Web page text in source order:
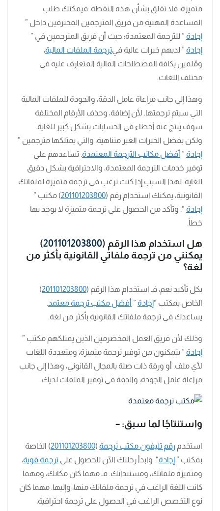
متميزة، فلا تقلق بشأن هذه النقطة. فيمكنك طلب
المساعدة المهنية من فريق المترجمين المحترفين داخل ”
إجادة ” للترجمة المعتمدة؛ حيث أن فريق المترجمين في ”
إجادة ” لديهم خبرات عالية فيترجمة الملفات المالية،
ومُلمين بكافة المصطلحات المالية المتعارف عليه في
مختلف اللغات.
وهذا إلى جانب مراعاة عامل الدقة، والجودة للملفات المالية
التي سيتم ترجمتها. لأن إضافة، وحذف الأرقام المختلفة
سوف ينتج عنه أخطاء في الحسابات بشكل كبير للغاية.
ولكن بفضل الخبرات الغير متناهية، والتي يمتلكها مترجمين ”
إجادة ” أفضل مكاتب الترجمة المعتمدة. تساعدهم على
توفير خدمات الترجمة المعتمدة، والاحترافية بشكل دقيق
للغاية. لهذا السبب إذا كنت ترغب في ترجمة متميزة لملفاتك
القانونية، يمكنك استخدام رقم (201101203800) مكتب ”
إجادة “. وتأكد من الحصول على ترجمة متميزة لا يوجد بها
خطأ.
هل استخدام هذا الرقم (201101203800
)
يمكنني من ترجمة ملفاتي القانونية بأكثر من
لغة؟
بكل تأكيد نعم، فـ استخدام هذا الرقم (201101203800
)
الخاص بمكتب “إجادة ” أفضل مكتب ترجمة معتمد.
يساعدك في ترجمة ملفاتك القانونية بأكثر من لغة.
وذلك لأن فريق العمل المخضرمين الذين يمتلكهم مكتب ”
إجادة ” يتمكنون من توفير ترجمة متميزة، ومتعددة اللغات
لأي ملف. أو ورقة ذات صلة بالمجال القانوني، وهذا إلى جانب
مراعاة عامل الجودة، والدقة في توفير الملفات لديك.
واستنتاجًا لما سبق: –
استخدم رقم تليفون مكتب ترجمة (
201101203800) الخاصة
بمكتب ” إجادة“. وابدأ رحلتك الآن للحصول على ترجمة قوية،
ومتميزة ملفاتك، ومستنداتك. فـ مهما كان مكانك، ومهما
كانت اللغة الراغب في ترجمة ملفاتك منها، وإليها. مهما كان
نوع التخصص الراغب في الحصول على ترجمة احترافية،